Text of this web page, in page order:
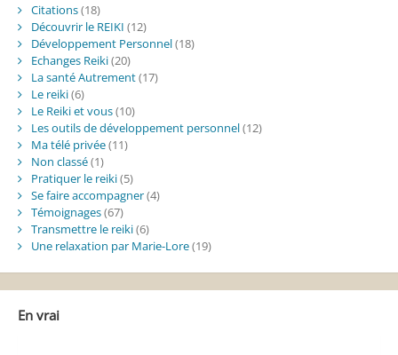
Citations(18)
Découvrir le REIKI (12)
Développement Personnel(18)
Echanges Reiki(20)
La santé Autrement(17)
Le reiki(6)
Le Reiki et vous(10)
Les outils de développement personnel(12)
Ma télé privée(11)
Non classé(1)
Pratiquer le reiki(5)
Se faire accompagner(4)
Témoignages(67)
Transmettre le reiki(6)
Une relaxation par Marie-Lore(19)
En vrai